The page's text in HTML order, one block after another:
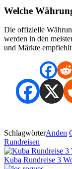
Welche
Die offizielle
werden in den
und Märkte
SchlagwörterAnden
Rundreisen
Kuba Rundreise 3